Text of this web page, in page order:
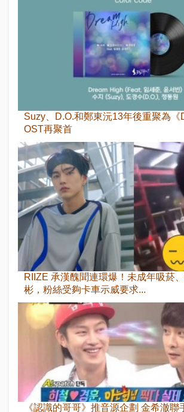
Suzy、D.O.和鄭東沅13年後重聚為《
OST再聚首
RIIZE 承漢醜聞連環爆！未成年吸菸
彬，粉絲受夠卡車示威要求...
《認識的哥哥》推音源企劃 金希澈聯